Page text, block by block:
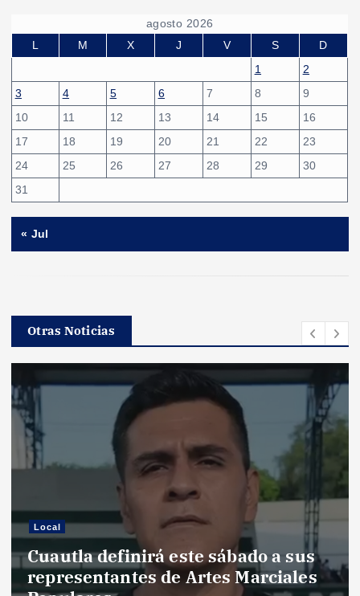
agosto 2026
L
M X J V S
D
1
2
3
4 5 6 7 8
9
10
11 12 13 14 15
16
17
18 19 20 21 22
23
24
25 26 27 28 29
30
31
« Jul
Otras Noticias
Estatal
Explosión por fuga de gas LP deja
21 lesionados y daños en viviendas